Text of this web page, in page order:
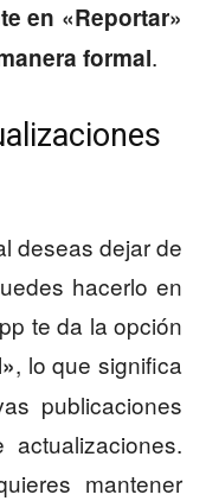
en «Reportar»
formal.
deseas dejar de
hacerlo en
te da la opción
, lo que significa
publicaciones
mantener